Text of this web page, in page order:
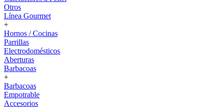
Otros
Línea Gourmet
+
Hornos / Cocinas
Parrillas
Electrodomésticos
Aberturas
Barbacoas
+
Barbacoas
Empotrable
Accesorios